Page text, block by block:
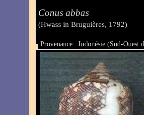
Conus abbas
(Hwass in Bruguières, 1792)
Provenance : Indonésie (Sud-Ouest
Taille : 55.6 mm